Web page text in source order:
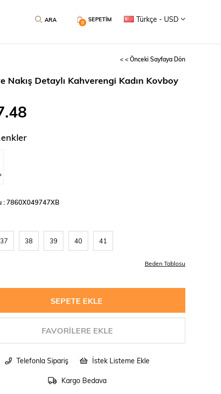
Türkçe - USD
SEPETIM
0
< < Önceki Sayfaya Dön
Nakış Detaylı Kahverengi Kadın Kovboy
: 7860X049747XB
37 38 39 40 41
Beden Tablosu
FAVORILERE EKLE
Telefonla Sipariş İstek Listeme Ekle
Kargo Bedava